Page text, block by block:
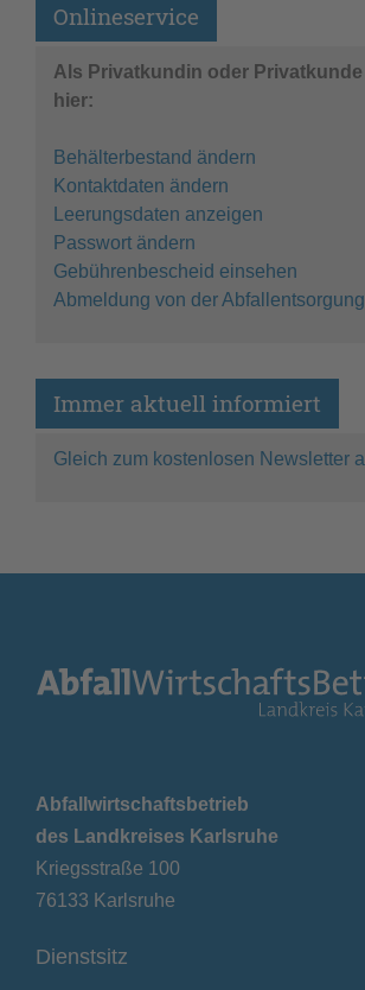
Onlineservice
Als Privatkundin oder
hier:
Behälterbestand ändern
Kontaktdaten ändern
Leerungsdaten anzeigen
Passwort ändern
Gebührenbescheid einsehen
Abmeldung von der Abfallentsorgung
Immer aktuell informiert
Gleich zum kostenlosen Newsletter
Abfallwirtschaftsbetrieb
des Landkreises Karlsruhe
Kriegsstraße 100
76133 Karlsruhe
Dienstsitz